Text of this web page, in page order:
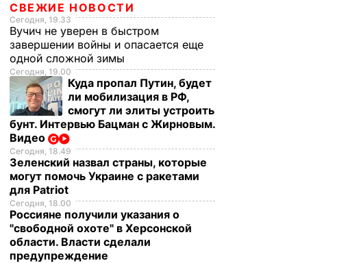
СВЕЖИЕ НОВОСТИ
Сегодня, 19.33
Вучич не уверен в быстром
завершении войны и опасается еще
одной сложной зимы
Сегодня, 19.00
Куда пропал Путин, будет
ли мобилизация в РФ,
смогут ли элиты устроить
бунт. Интервью Бацман с Жирновым.
Видео
Сегодня, 18.49
Зеленский назвал страны, которые
могут помочь Украине с ракетами
для Patriot
Сегодня, 18.00
Россияне получили указания о
"свободной охоте" в Херсонской
области. Власти сделали
предупреждение